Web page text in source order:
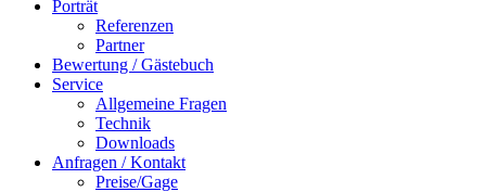
Porträt
Referenzen
Partner
Bewertung / Gästebuch
Service
Allgemeine Fragen
Technik
Downloads
Anfragen / Kontakt
Preise/Gage